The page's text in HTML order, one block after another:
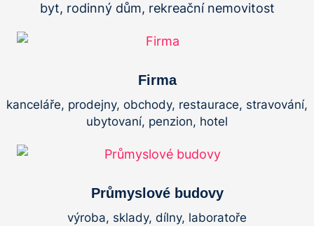
byt, rodinný dům, rekreační nemovitost
Firma
kanceláře, prodejny, obchody, restaurace, stravování,
ubytovaní, penzion, hotel
Průmyslové budovy
výroba, sklady, dílny, laboratoře